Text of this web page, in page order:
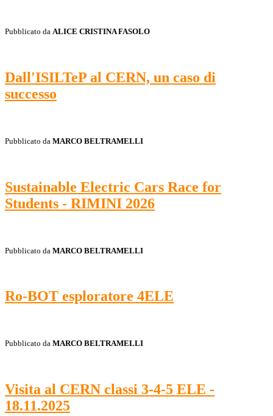
Pubblicato da ALICE CRISTINA FASOLO
Dall'ISILTeP al CERN, un caso di
successo
Pubblicato da MARCO BELTRAMELLI
Sustainable Electric Cars Race for
Students - RIMINI 2026
Pubblicato da MARCO BELTRAMELLI
Ro-BOT esploratore 4ELE
Pubblicato da MARCO BELTRAMELLI
Visita al CERN classi 3-4-5 ELE -
18.11.2025